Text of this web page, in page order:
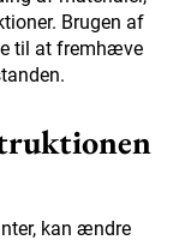
Brugen af
til at fremhæve
kan ændre